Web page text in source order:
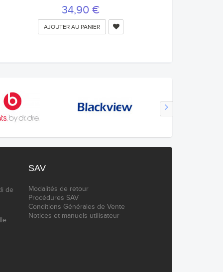
34,90 €
AJOUTER AU PANIER
de
SAV
Modalités de retour
Procédures SAV
Conditions Générales de Vente
Notices et manuels utilisateur